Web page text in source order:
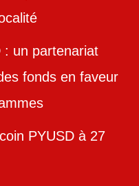
: un partenariat
fonds en faveur
PYUSD à 27